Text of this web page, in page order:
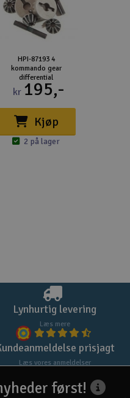
HPI-87193 4
kommando gear
differential
kr 195,-
Kjøp
2 på lager
Lynhurtig levering
Læs mere
prisjagt
Læs vores anmeldelser
først!